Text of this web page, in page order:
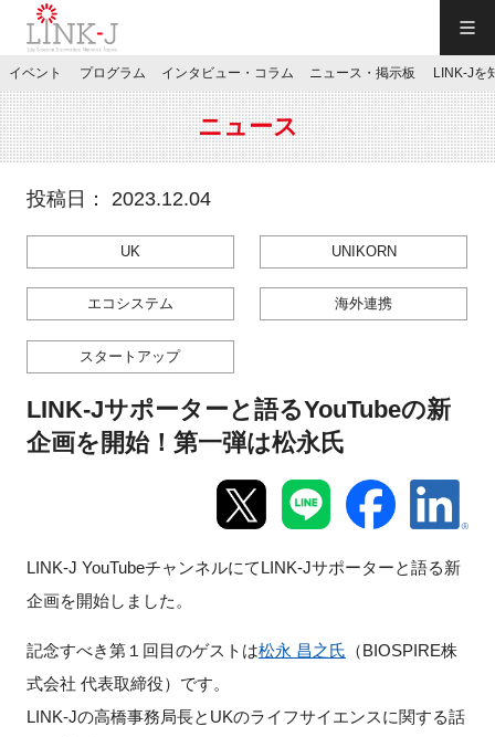
JP／EN
特別会員専用メニュー
お問い合わせ
イベント
プログラム
インタビュー・コラム
イベント プログラム インタビュー・コラム ニュース・掲示板 LINK-Jを
ニュース
投稿日： 2023.12.04
UK UNIKORN
エコシステム 海外連携
スタートアップ
LINK-Jサポーターと語るYouTubeの新
企画を開始！第一弾は松永氏
LINK-J YouTubeチャンネルにてLINK-Jサポーターと語る新
企画を開始しました。
記念すべき第１回目のゲストは松永 昌之氏 （BIOSPIRE株
式会社 代表取締役）です。
LINK-Jの高橋事務局長とUKのライフサイエンスに関する話